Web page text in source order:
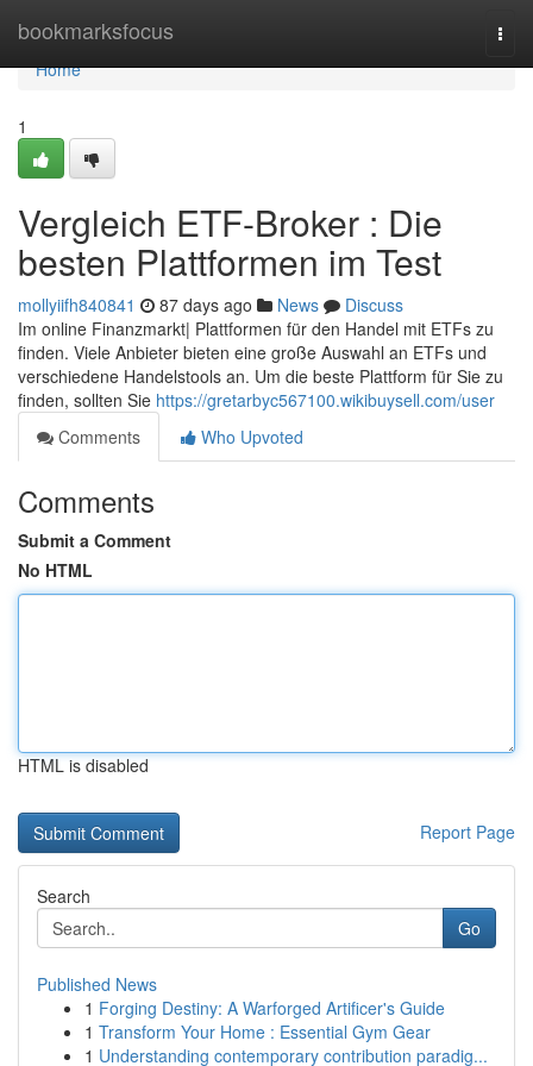
bookmarksfocus
Home
Home
1
Vergleich ETF-Broker : Die
besten Plattformen im Test
mollyiifh840841 87 days ago News
Discuss
Im online Finanzmarkt| Plattformen für den Handel mit ETFs zu
finden. Viele Anbieter bieten eine große Auswahl an ETFs und
verschiedene Handelstools an. Um die beste Plattform für Sie zu
finden, sollten Sie https://gretarbyc567100.wikibuysell.com/user
Comments
Who Upvoted
Comments
Submit a Comment
No HTML
HTML is disabled
Report Page
Search
Go
Published News
1 Forging Destiny: A Warforged Artificer's Guide
1 Transform Your Home : Essential Gym Gear
1 Understanding contemporary contribution paradig...